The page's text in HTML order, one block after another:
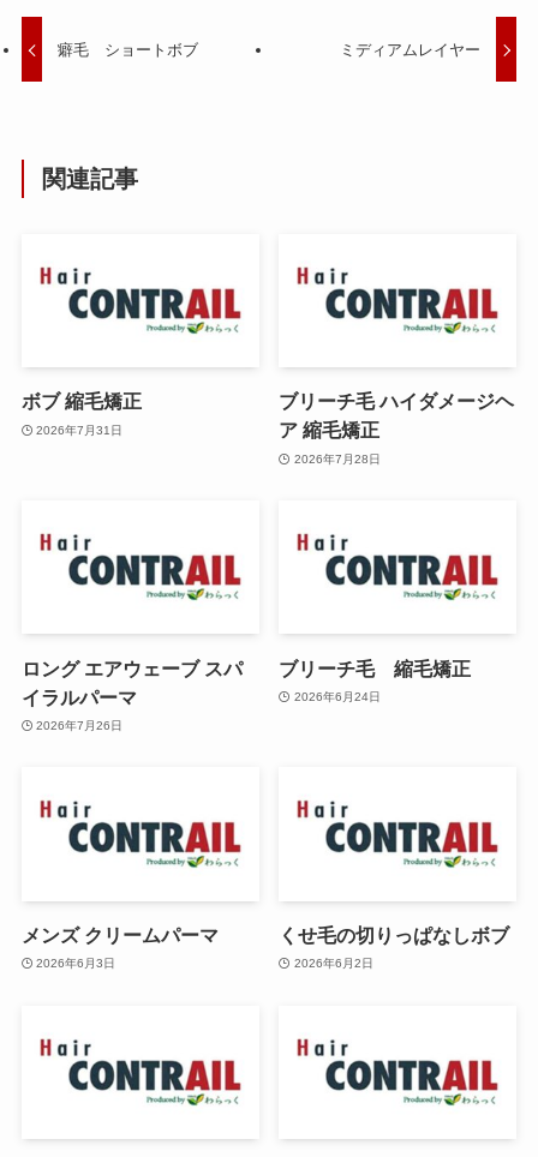
癖毛 ショートボブ ミディアムレイヤー
関連記事
ボブ 縮毛矯正
2026年7月31日
ブリーチ毛 ハイダメージヘ
ア 縮毛矯正
2026年7月28日
ロング エアウェーブ スパ
イラルパーマ
2026年7月26日
ブリーチ毛 縮毛矯正
2026年6月24日
メンズ クリームパーマ
2026年6月3日
くせ毛の切りっぱなしボブ
2026年6月2日